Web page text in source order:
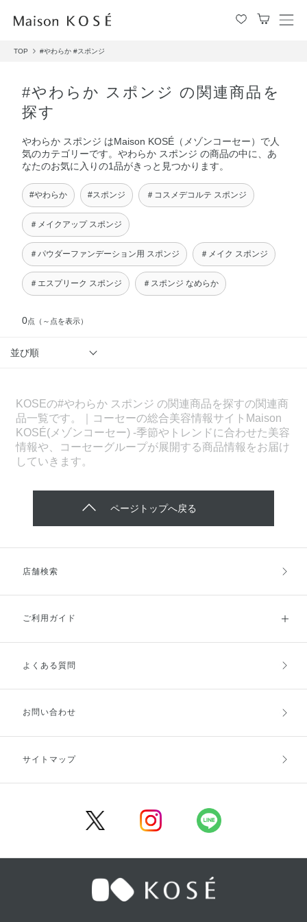
メ
TOP #やわらか #スポンジ
#やわらか スポンジ の関連商品を
探す
やわらか スポンジ はMaison KOSÉ（メゾンコーセー）で人
気のカテゴリーです。やわらか スポンジ の商品の中に、あ
なたのお気に入りの1品がきっと見つかります。
#やわらか #スポンジ ＃コスメデコルテ スポンジ
＃メイクアップ スポンジ
＃パウダーファンデーション用 スポンジ ＃メイク スポンジ
＃エスプリーク スポンジ ＃スポンジ なめらか
0点 （～点を表示）
並び順
KOSEの#やわらか スポンジ の関連商品を探すの関連商
品一覧です。｜コーセーの総合美容情報サイトMaison
KOSÉ(メゾンコーセー) -季節やトレンドに合わせた美容
情報や、コーセーグループが展開する商品情報をお届け
していきます。
ページトップへ戻る
店舗検索
ご利用ガイド
ご利用ガイドトップ
お支払方法
キャンセル・返品・交換
よくある質問
お問い合わせ
サイトマップ